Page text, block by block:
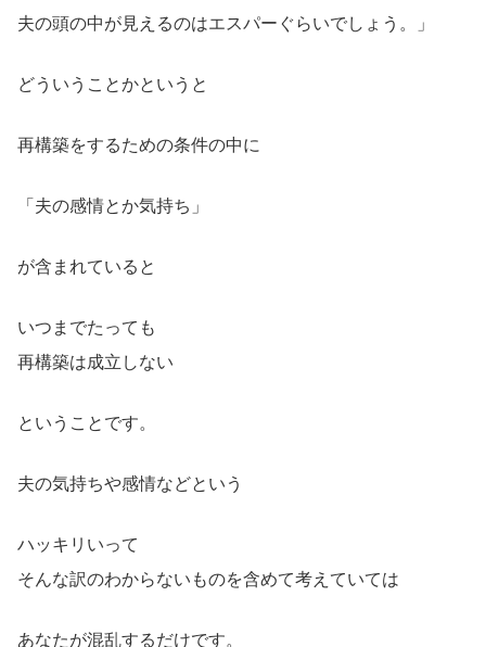
夫の頭の中が見えるのはエスパーぐらいでしょう。」
どういうことかというと
再構築をするための条件の中に
「夫の感情とか気持ち」
が含まれていると
いつまでたっても
再構築は成立しない
ということです。
夫の気持ちや感情などという
ハッキリいって
そんな訳のわからないものを含めて考えていては
あなたが混乱するだけです。